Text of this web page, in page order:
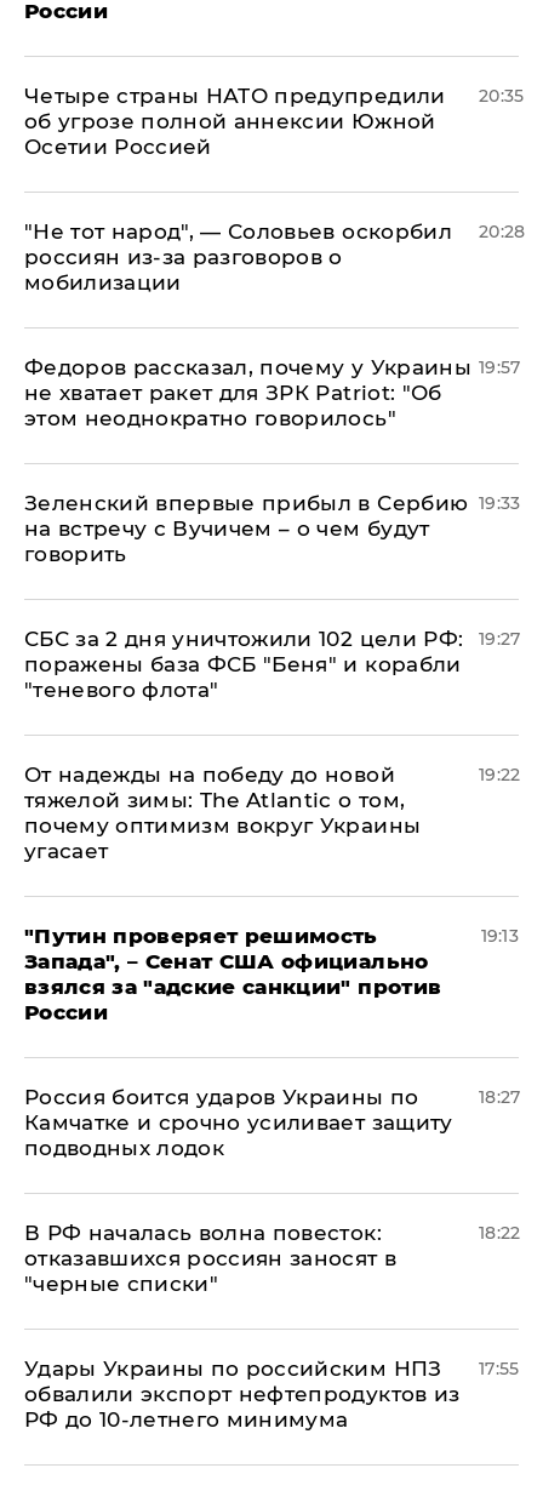
России
Четыре страны НАТО предупредили
об угрозе полной аннексии Южной
Осетии Россией
20:35
​"Не тот народ", — Соловьев оскорбил
россиян из-за разговоров о
мобилизации
20:28
Федоров рассказал, почему у Украины
не хватает ракет для ЗРК Patriot: "Об
этом неоднократно говорилось"
19:57
Зеленский впервые прибыл в Сербию
на встречу с Вучичем – о чем будут
говорить
19:33
СБС за 2 дня уничтожили 102 цели РФ:
поражены база ФСБ "Беня" и корабли
"теневого флота"
19:27
От надежды на победу до новой
тяжелой зимы: The Atlantic о том,
почему оптимизм вокруг Украины
угасает
19:22
"Путин проверяет решимость
Запада", – Сенат США официально
взялся за "адские санкции" против
России
19:13
Россия боится ударов Украины по
Камчатке и срочно усиливает защиту
подводных лодок
18:27
​В РФ началась волна повесток:
отказавшихся россиян заносят в
"черные списки"
18:22
Удары Украины по российским НПЗ
обвалили экспорт нефтепродуктов из
РФ до 10-летнего минимума
17:55